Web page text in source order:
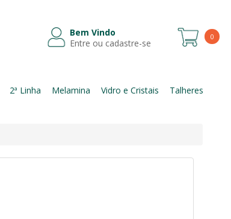
0
Bem Vindo
Entre ou cadastre-se
2ª Linha Melamina Vidro e Cristais Talheres